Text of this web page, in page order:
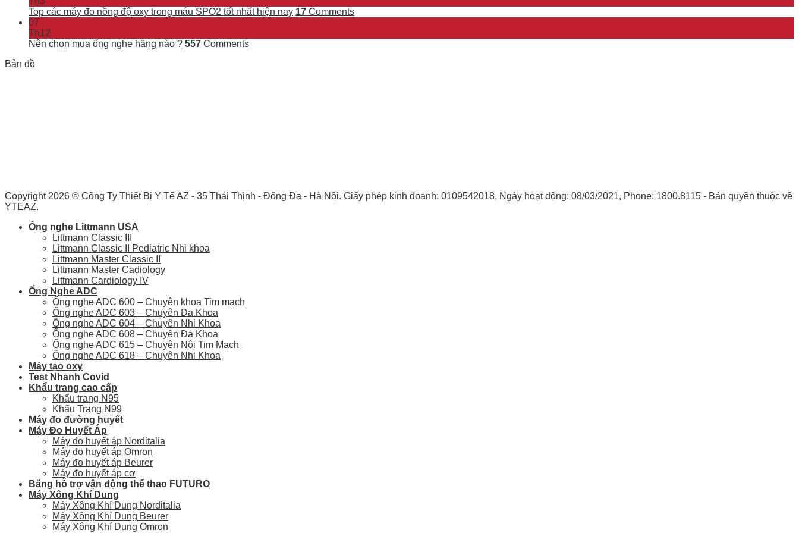
Top các máy đo nồng độ oxy trong máu SPO2 tốt nhất hiện nay 17 Comments
07
Th12
Nên chọn mua ống nghe hãng nào ? 557 Comments
Bản đồ
Copyright 2026 © Công Ty Thiết Bị Y Tế AZ - 35 Thái Thịnh - Đống Đa - Hà Nội. Giấy phép kinh doanh: 0109542018, Ngày hoạt động: 08/03/2021, Phone: 1800.8115 - Bản quyền thuộc về
YTEAZ.
Ống nghe Littmann USA
Littmann Classic III
Littmann Classic II Pediatric Nhi khoa
Littmann Master Classic II
Littmann Master Cadiology
Littmann Cardiology IV
Ống Nghe ADC
Ống nghe ADC 600 – Chuyên khoa Tim mạch
Ống nghe ADC 603 – Chuyên Đa Khoa
Ống nghe ADC 604 – Chuyên Nhi Khoa
Ống nghe ADC 608 – Chuyên Đa Khoa
Ống nghe ADC 615 – Chuyên Nội Tim Mạch
Ống nghe ADC 618 – Chuyên Nhi Khoa
Máy tạo oxy
Test Nhanh Covid
Khẩu trang cao cấp
Khẩu trang N95
Khẩu Trang N99
Máy đo đường huyết
Máy Đo Huyết Áp
Máy đo huyết áp Norditalia
Máy đo huyết áp Omron
Máy đo huyết áp Beurer
Máy đo huyết áp cơ
Băng hỗ trợ vận động thể thao FUTURO
Máy Xông Khí Dung
Máy Xông Khí Dung Norditalia
Máy Xông Khí Dung Beurer
Máy Xông Khí Dung Omron